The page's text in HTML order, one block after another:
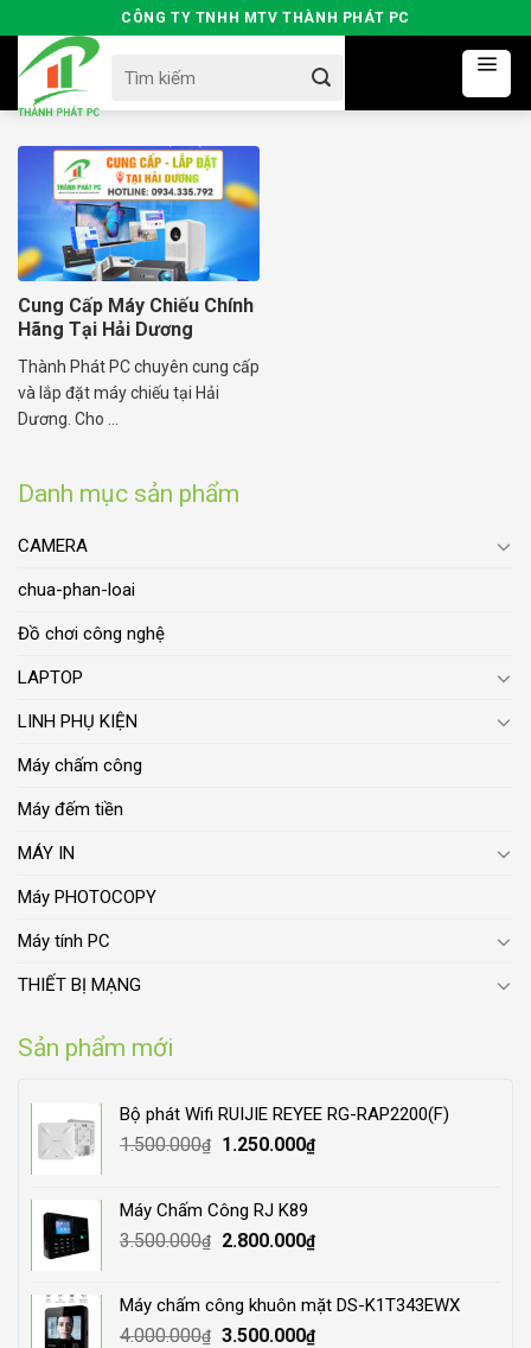
to
content
CÔNG TY TNHH MTV THÀNH PHÁT PC
for:
Danh mục sản phẩm
CAMERA
chua-phan-loai
Đồ chơi công nghệ
LAPTOP
LINH PHỤ KIỆN
Máy chấm công
Máy đếm tiền
MÁY IN
Máy PHOTOCOPY
Máy tính PC
THIẾT BỊ MẠNG
Sản phẩm mới
Bộ phát Wifi RUIJIE REYEE RG-RAP2200(F)
1.500.000₫
Original
1.500.000₫.
1.250.000₫Current
Máy Chấm Công RJ K89
3.500.000₫
Original
3.500.000₫.
2.800.000₫Current
2.800.000₫.
Máy chấm công khuôn mặt DS-K1T343EWX
4.000.000₫ Original
3.500.000₫Current
Cung Cấp Máy Chiếu Chính
Hãng Tại Hải Dương
Thành Phát PC chuyên cung cấp
và lắp đặt máy chiếu tại Hải
Dương. Cho ...